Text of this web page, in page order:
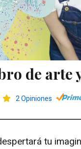
de arte
2 Opiniones
tu